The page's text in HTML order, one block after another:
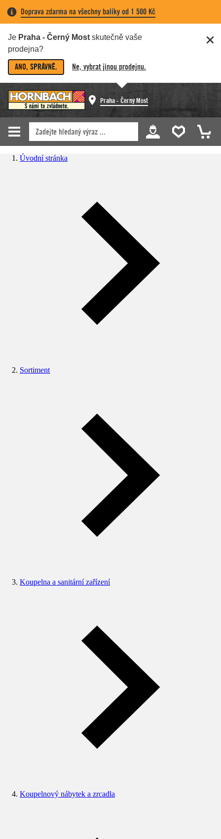
Doprava zdarma na všechny balíky od 1 500 Kč
Je Praha - Černý Most skutečně vaše
prodejna?
ANO, SPRÁVNĚ. Ne, vybrat jinou prodejnu.
Praha - Černý Most
Úvodní stránka
Sortiment
Koupelna a sanitární zařízení
Koupelnový nábytek a zrcadla